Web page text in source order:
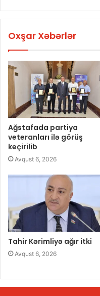
Oxşar Xəbərlər
Ağstafada partiya
veteranları ilə görüş
keçirilib
Avqust 6, 2026
Tahir Kərimliyə ağır itki
Avqust 6, 2026